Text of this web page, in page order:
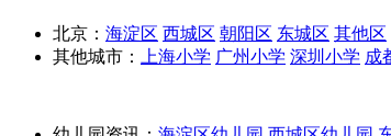
北京： 海淀区 西城区 朝阳区 东城区 其他区
其他城市：
上海小学 广州小学 深圳小学 成